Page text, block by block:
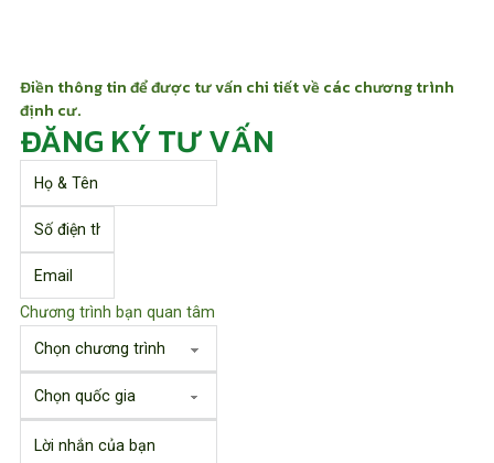
Điền thông tin để được tư vấn chi tiết về các chương trình
định cư.
ĐĂNG KÝ TƯ VẤN
Chương trình bạn quan tâm